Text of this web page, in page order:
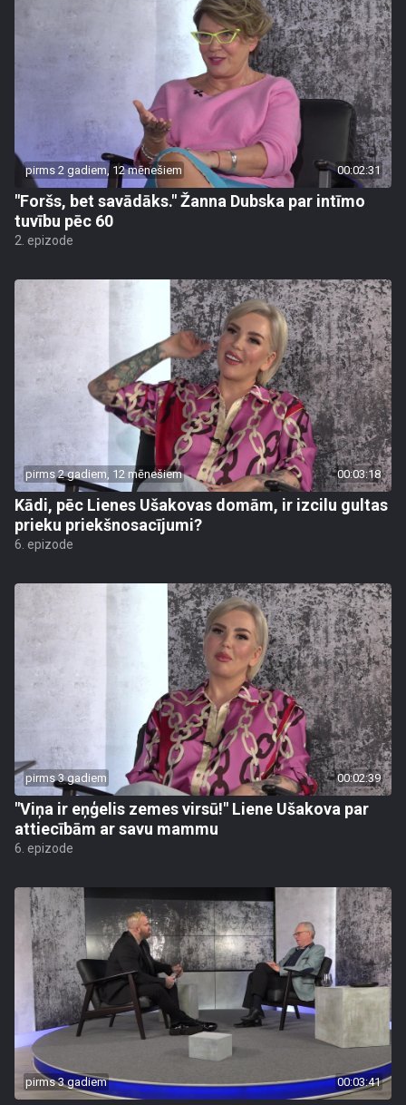
pirms 2 gadiem, 12 mēnešiem 00:02:31
"Foršs, bet savādāks." Žanna Dubska par intīmo
tuvību pēc 60
2. epizode
pirms 2 gadiem, 12 mēnešiem 00:03:18
Kādi, pēc Lienes Ušakovas domām, ir izcilu gultas
prieku priekšnosacījumi?
6. epizode
pirms 3 gadiem 00:02:39
"Viņa ir eņģelis zemes virsū!" Liene Ušakova par
attiecībām ar savu mammu
6. epizode
pirms 3 gadiem 00:03:41